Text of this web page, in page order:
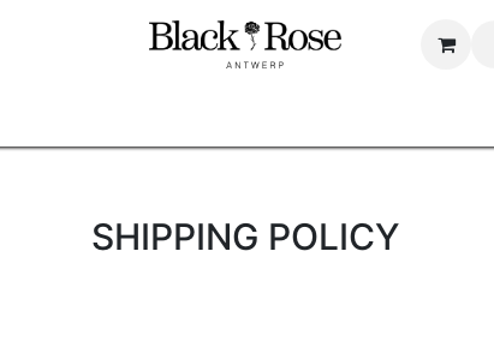
SHIPPING POLICY